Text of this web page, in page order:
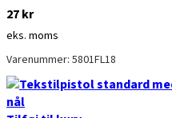
27kr
eks. moms
Varenummer: 5801FL18